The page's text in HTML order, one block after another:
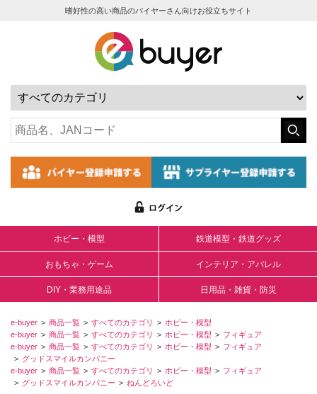
嗜好性の高い商品のバイヤーさん向けお役立ちサイト
ホビー・模型 鉄道模型・鉄道グッズ
おもちゃ・ゲーム インテリア・アパレル
DIY・業務用途品 日用品・雑貨・防災
e-buyer 商品一覧 すべてのカテゴリ
ホビー・模型
e-buyer
商品一覧 すべてのカテゴリ ホビー・模型
フィギュア
e-buyer
商品一覧 すべてのカテゴリ ホビー・模型
フィギュア
グッドスマイルカンパニー
e-buyer
商品一覧 すべてのカテゴリ ホビー・模型
フィギュア
グッドスマイルカンパニー
ねんどろいど